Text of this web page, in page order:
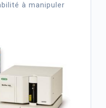
à manipuler